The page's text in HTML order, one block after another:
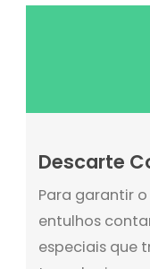
Descarte
Para garantir
entulhos
especiais que